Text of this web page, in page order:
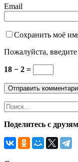
Email
Сохранить моё
Пожалуйста,
18 − 2 =
Найти:
Поделитесь с